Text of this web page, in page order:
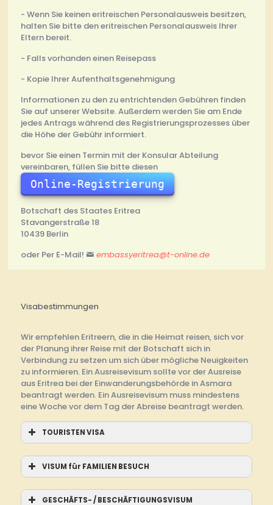
- Wenn Sie keinen eritreischen Personalausweis besitzen,
halten Sie bitte den eritreischen Personalausweis Ihrer
Eltern bereit.
- Falls vorhanden einen Reisepass
- Kopie Ihrer Aufenthaltsgenehmigung
Informationen zu den zu entrichtenden Gebühren finden
Sie auf unserer Website. Außerdem werden Sie am Ende
jedes Antrags während des Registrierungsprozesses über
die Höhe der Gebühr informiert.
bevor Sie einen Termin mit der Konsular Abteilung
vereinbaren, füllen Sie bitte diesen
Online-Registrierung
Botschaft des Staates Eritrea
Stavangerstraße 18
10439 Berlin
oder Per E-Mail!
embassyeritrea@t-online.de
Visabestimmungen
Wir empfehlen Eritreern, die in die Heimat reisen, sich vor
der Planung ihrer Reise mit der Botschaft sich in
Verbindung zu setzen um sich über mögliche Neuigkeiten
zu informieren. Ein Ausreisevisum sollte vor der Ausreise
aus Eritrea bei der Einwanderungsbehörde in Asmara
beantragt werden. Ein Ausreisevisum muss mindestens
eine Woche vor dem Tag der Abreise beantragt werden.
TOURISTEN VISA
VISUM für FAMILIEN BESUCH
GESCHÄFTS- / BESCHÄFTIGUNGSVISUM